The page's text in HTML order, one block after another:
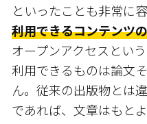
といったことも非常に
利用できるコンテンツ
オープンアクセスとい
利用できるものは論文
ん。従来の出版物とは
であれば、文章はもと